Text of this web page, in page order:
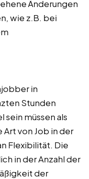
Änderungen
wie z.B. bei
in
Stunden
müssen als
von Job in der
Flexibilität. Die
in der Anzahl der
der